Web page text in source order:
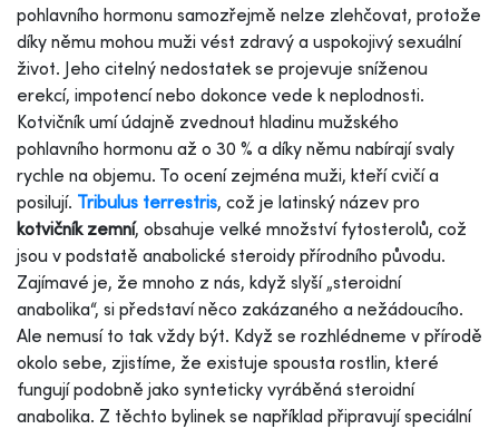
pohlavního hormonu samozřejmě nelze zlehčovat, protože
díky němu mohou muži vést zdravý a uspokojivý sexuální
život. Jeho citelný nedostatek se projevuje sníženou
erekcí, impotencí nebo dokonce vede k neplodnosti.
Kotvičník umí údajně zvednout hladinu mužského
pohlavního hormonu až o 30 % a díky němu nabírají svaly
rychle na objemu. To ocení zejména muži, kteří cvičí a
posilují. Tribulus terrestris, což je latinský název pro
kotvičník zemní, obsahuje velké množství fytosterolů, což
jsou v podstatě anabolické steroidy přírodního původu.
Zajímavé je, že mnoho z nás, když slyší „steroidní
anabolika“, si představí něco zakázaného a nežádoucího.
Ale nemusí to tak vždy být. Když se rozhlédneme v přírodě
okolo sebe, zjistíme, že existuje spousta rostlin, které
fungují podobně jako synteticky vyráběná steroidní
anabolika. Z těchto bylinek se například připravují speciální